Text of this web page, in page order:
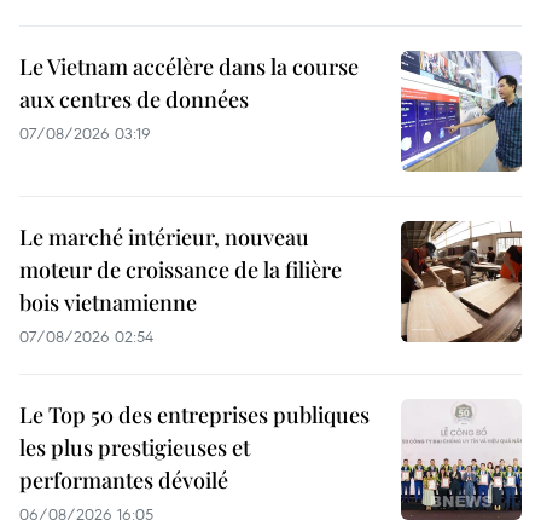
Le Vietnam accélère dans la course
aux centres de données
07/08/2026 03:19
Le marché intérieur, nouveau
moteur de croissance de la filière
bois vietnamienne
07/08/2026 02:54
Le Top 50 des entreprises publiques
les plus prestigieuses et
performantes dévoilé
06/08/2026 16:05